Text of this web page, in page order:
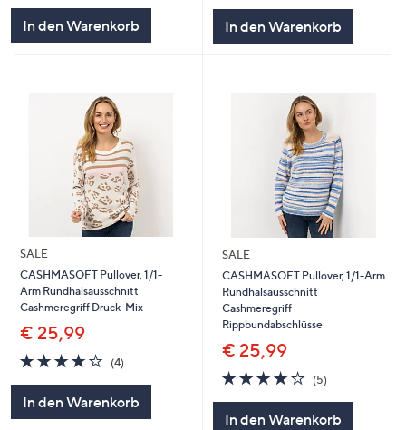
In den Warenkorb In den Warenkorb
SALE
CASHMASOFT Pullover, 1/1-
Arm Rundhalsausschnitt
Cashmeregriff Druck-Mix
€ 25,99
4.2
von
(4)4
In den Warenkorb
SALE
CASHMASOFT Pullover, 1/1-Arm
Rundhalsausschnitt
Cashmeregriff
Rippbundabschlüsse
€ 25,99
4.2
von
(5)5
In den Warenkorb